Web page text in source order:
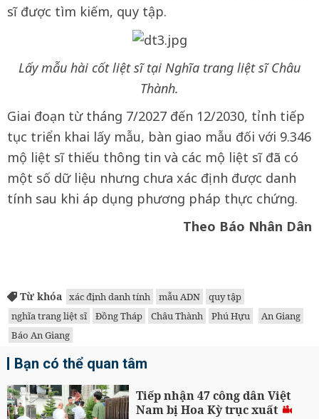
sĩ được tìm kiếm, quy tập.
Lấy mẫu hài cốt liệt sĩ tại Nghĩa trang liệt sĩ Châu
Thành.
Giai đoạn từ tháng 7/2027 đến 12/2030, tỉnh tiếp
tục triển khai lấy mẫu, bàn giao mẫu đối với 9.346
mộ liệt sĩ thiếu thông tin và các mộ liệt sĩ đã có
một số dữ liệu nhưng chưa xác định được danh
tính sau khi áp dụng phương pháp thực chứng.
Theo Báo Nhân Dân
Từ khóa xác định danh tính mẫu ADN
quy tập
nghĩa trang liệt sĩ
Đồng Tháp Châu Thành Phú Hựu
An Giang
Báo An Giang
Bạn có thể quan tâm
Tiếp nhận 47 công dân Việt
Nam bị Hoa Kỳ trục xuất